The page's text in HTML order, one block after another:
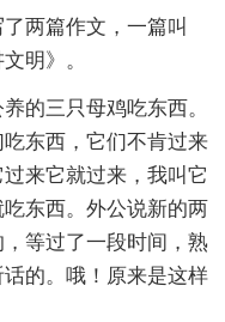
两篇作文，一篇叫
明》。
的三只母鸡吃东西。
东西，它们不肯过来
来它就过来，我叫它
东西。外公说新的两
等过了一段时间，熟
的。哦！原来是这样